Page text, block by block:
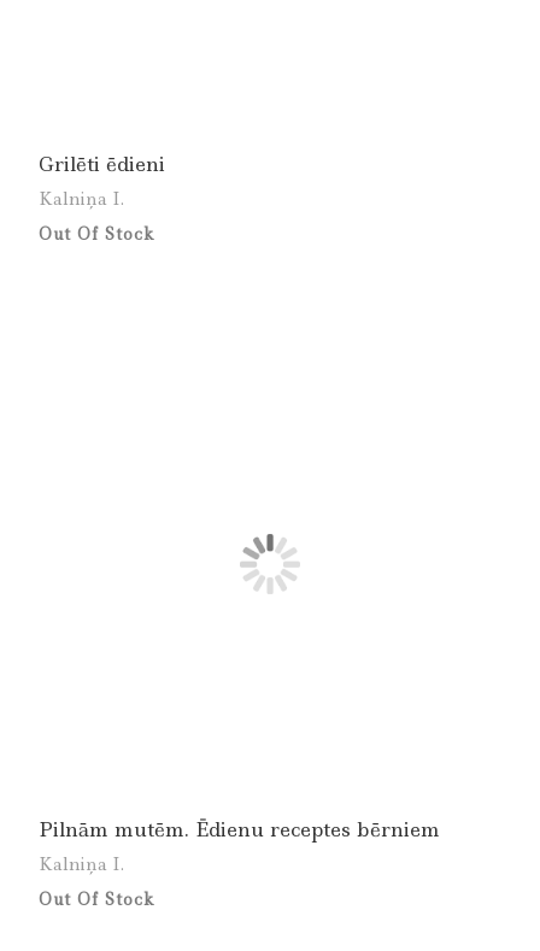
Grilēti ēdieni
Kalniņa I.
Out Of Stock
Pilnām mutēm. Ēdienu receptes bērniem
Kalniņa I.
Out Of Stock